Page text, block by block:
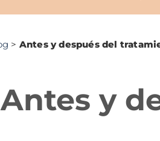
> Antes y después del
Antes y